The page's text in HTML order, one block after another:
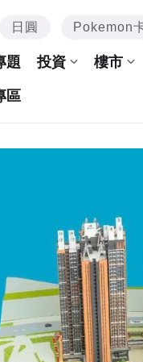
日圓 Pokemon
題 投資 樓市
區